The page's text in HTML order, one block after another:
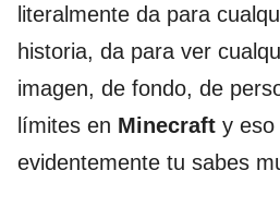
literalmente da para
historia, da para ver
imagen, de fondo, de
límites en Minecraft y eso
evidentemente tu sabes